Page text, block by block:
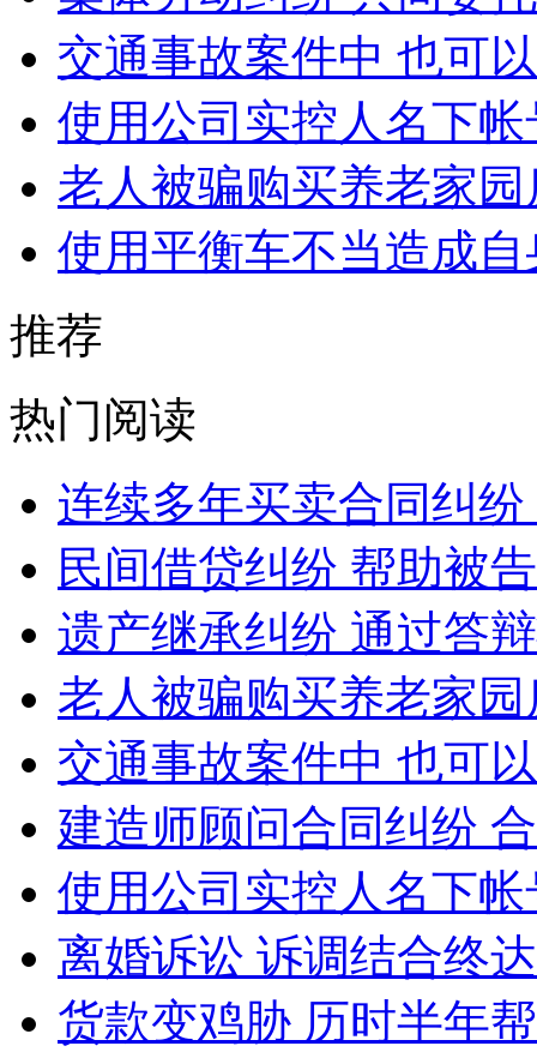
交通事故案件中 也可
使用公司实控人名下
老人被骗购买养老家
使用平衡车不当造成
推荐
热门阅读
连续多年买卖合同纠
民间借贷纠纷 帮助被
遗产继承纠纷 通过答
老人被骗购买养老家
交通事故案件中 也可
建造师顾问合同纠纷
使用公司实控人名下
离婚诉讼 诉调结合终
货款变鸡胁 历时半年